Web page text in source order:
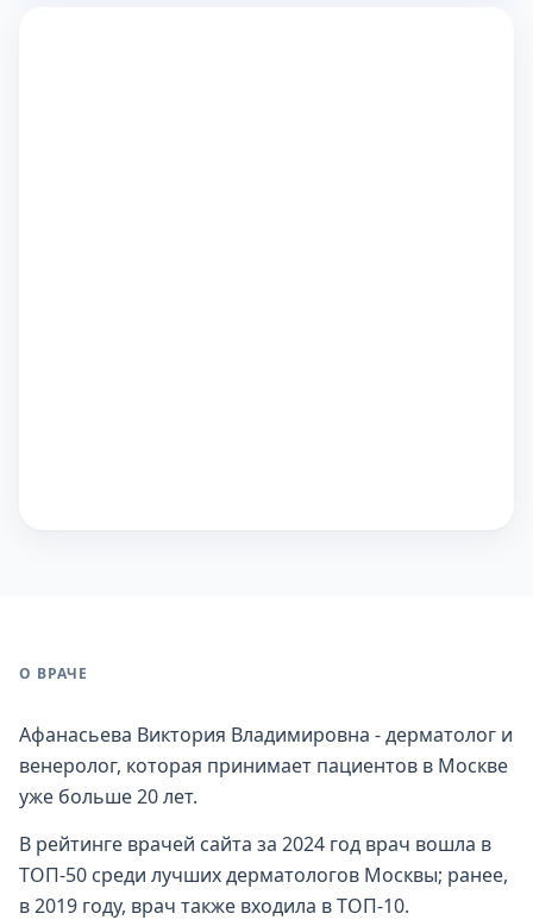
О ВРАЧЕ
Афанасьева Виктория Владимировна - дерматолог и
венеролог, которая принимает пациентов в Москве
уже больше 20 лет.
В рейтинге врачей сайта за 2024 год врач вошла в
ТОП-50 среди лучших дерматологов Москвы; ранее,
в 2019 году, врач также входила в ТОП-10.